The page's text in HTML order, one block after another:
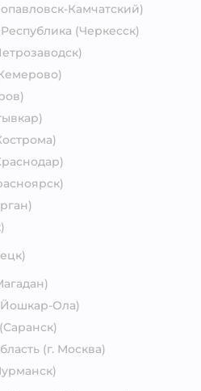
Камчатский)
(Черкесск)
Ола)
(Саранск)
(г. Москва)